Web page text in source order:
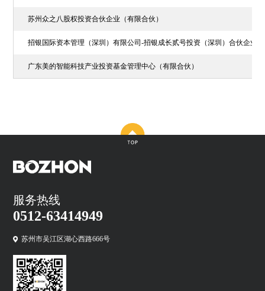
苏州众之八股权投资合伙企业（有限合伙）
招银国际资本管理（深圳）有限公司-招银成长贰号投资（深圳）合伙企业
广东美的智能科技产业投资基金管理中心（有限合伙）
服务热线
0512-63414949
苏州市吴江区湖心西路666号